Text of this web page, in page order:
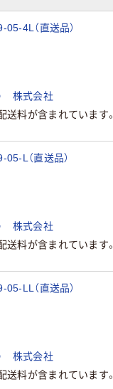
4L（直送品）
株式会社
料が含まれています。
L（直送品）
株式会社
料が含まれています。
LL（直送品）
株式会社
料が含まれています。